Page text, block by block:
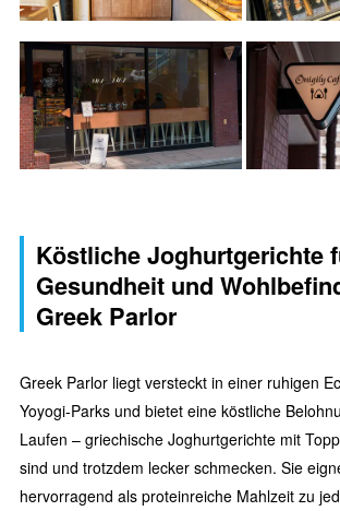
Köstliche Joghurtgerichte
Gesundheit und
Greek Parlor
Greek Parlor liegt versteckt in einer ruhigen
Yoyogi-Parks und bietet eine köstliche
Laufen – griechische Joghurtgerichte mit
sind und trotzdem lecker schmecken. Sie
hervorragend als proteinreiche Mahlzeit zu